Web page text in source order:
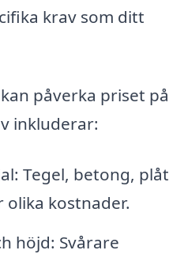
krav som ditt
påverka priset på
inkluderar:
Tegel, betong, plåt
kostnader.
höjd: Svårare